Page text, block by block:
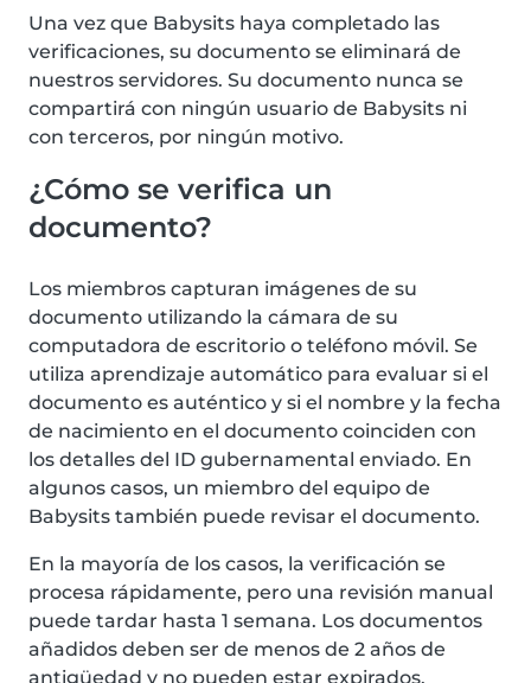
Una vez que Babysits haya completado las
verificaciones, su documento se eliminará de
nuestros servidores. Su documento nunca se
compartirá con ningún usuario de Babysits ni
con terceros, por ningún motivo.
¿Cómo se verifica un
documento?
Los miembros capturan imágenes de su
documento utilizando la cámara de su
computadora de escritorio o teléfono móvil. Se
utiliza aprendizaje automático para evaluar si el
documento es auténtico y si el nombre y la fecha
de nacimiento en el documento coinciden con
los detalles del ID gubernamental enviado. En
algunos casos, un miembro del equipo de
Babysits también puede revisar el documento.
En la mayoría de los casos, la verificación se
procesa rápidamente, pero una revisión manual
puede tardar hasta 1 semana. Los documentos
añadidos deben ser de menos de 2 años de
antigüedad y no pueden estar expirados.